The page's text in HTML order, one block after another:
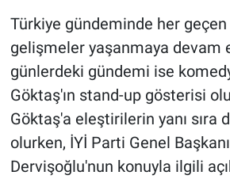
Türkiye gündeminde her geçen
gelişmeler yaşanmaya devam
günlerdeki gündemi ise
Göktaş'ın stand-up gösterisi
Göktaş'a eleştirilerin yanı sıra
olurken, İYİ Parti Genel
Dervişoğlu'nun konuyla ilgili